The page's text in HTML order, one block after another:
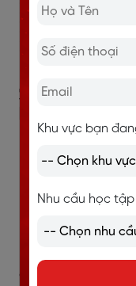
3.1. Bước 1:
Phát âm là nền
người hướng
khiến bạn ngại
Bạn không cần
đầu. Mục tiêu thực
Khu vực bạn
Nhu cầu học tập